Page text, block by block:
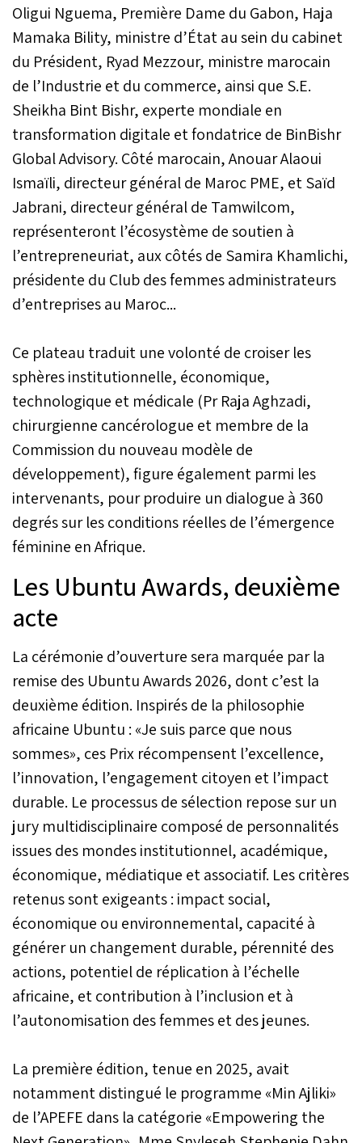
Oligui Nguema, Première Dame du Gabon, Haja
Mamaka Bility, ministre d’État au sein du cabinet
du Président, Ryad Mezzour, ministre marocain
de l’Industrie et du commerce, ainsi que S.E.
Sheikha Bint Bishr, experte mondiale en
transformation digitale et fondatrice de BinBishr
Global Advisory. Côté marocain, Anouar Alaoui
Ismaïli, directeur général de Maroc PME, et Saïd
Jabrani, directeur général de Tamwilcom,
représenteront l’écosystème de soutien à
l’entrepreneuriat, aux côtés de Samira Khamlichi,
présidente du Club des femmes administrateurs
d’entreprises au Maroc...
Ce plateau traduit une volonté de croiser les
sphères institutionnelle, économique,
technologique et médicale (Pr Raja Aghzadi,
chirurgienne cancérologue et membre de la
Commission du nouveau modèle de
développement), figure également parmi les
intervenants, pour produire un dialogue à 360
degrés sur les conditions réelles de l’émergence
féminine en Afrique.
Les Ubuntu Awards, deuxième
acte
La cérémonie d’ouverture sera marquée par la
remise des Ubuntu Awards 2026, dont c’est la
deuxième édition. Inspirés de la philosophie
africaine Ubuntu : «Je suis parce que nous
sommes», ces Prix récompensent l’excellence,
l’innovation, l’engagement citoyen et l’impact
durable. Le processus de sélection repose sur un
jury multidisciplinaire composé de personnalités
issues des mondes institutionnel, académique,
économique, médiatique et associatif. Les critères
retenus sont exigeants : impact social,
économique ou environnemental, capacité à
générer un changement durable, pérennité des
actions, potentiel de réplication à l’échelle
africaine, et contribution à l’inclusion et à
l’autonomisation des femmes et des jeunes.
La première édition, tenue en 2025, avait
notamment distingué le programme «Min Ajliki»
de l’APEFE dans la catégorie «Empowering the